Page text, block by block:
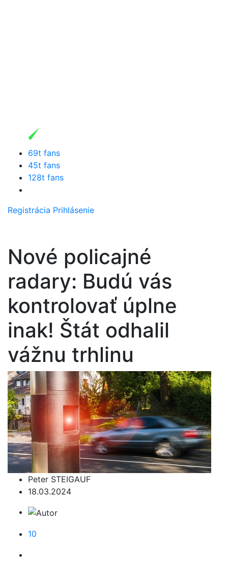
69t fans
45t fans
128t fans
Registrácia Prihlásenie
Nové policajné
radary: Budú vás
kontrolovať úplne
inak! Štát odhalil
vážnu trhlinu
Peter STEIGAUF
18.03.2024
10